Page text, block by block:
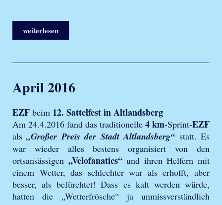
weiterlesen
April 2016
EZF beim 12. Sattelfest in Altlandsberg
Am 24.4.2016 fand das traditionelle 4 km-Sprint-EZF
als„Großer Preis der Stadt Altlandsberg“ statt. Es
war wieder alles bestens organisiert von den
ortsansässigen „Velofanatics“und ihren Helfern mit
einem Wetter, das schlechter war als erhofft, aber
besser, als befürchtet! Dass es kalt werden würde,
hatten die „Wetterfrösche“ ja unmissverständlich